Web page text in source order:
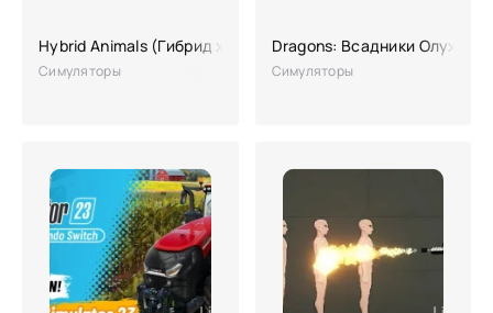
Hybrid Animals (Гибрид животные)
Симуляторы
Dragons: Всадники Олуха
Симуляторы